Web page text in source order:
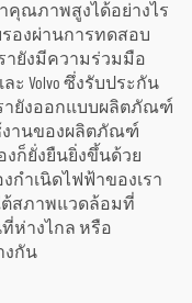
คุณภาพสูงได้อย่างไร
องผ่านการทดสอบ
ายังมีความร่วมมือ
ละ Volvo ซึ่งรับประกัน
ายังออกแบบผลิตภัณฑ์
งานของผลิตภัณฑ์
งก็ยั่งยืนยิ่งขึ้นด้วย
กำเนิดไฟฟ้าของเรา
ต้สภาพแวดล้อมที่
ห่างไกล หรือ
งกัน